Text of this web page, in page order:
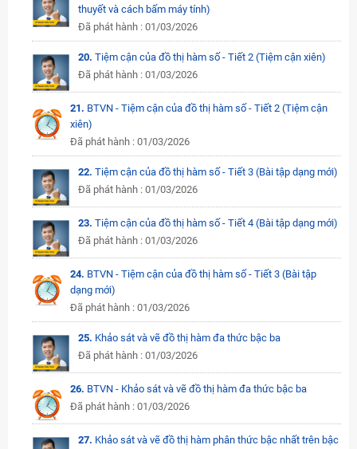
thuyết và cách bấm máy tính)
Đã phát hành : 01/03/2026
20. Tiệm cận của đồ thị hàm số - Tiết 2 (Tiệm cận xiên)
Đã phát hành : 01/03/2026
21. BTVN - Tiệm cận của đồ thị hàm số - Tiết 2 (Tiệm cận
xiên)
Đã phát hành : 01/03/2026
22. Tiệm cận của đồ thị hàm số - Tiết 3 (Bài tập dạng mới)
Đã phát hành : 01/03/2026
23. Tiệm cận của đồ thị hàm số - Tiết 4 (Bài tập dạng mới)
Đã phát hành : 01/03/2026
24. BTVN - Tiệm cận của đồ thị hàm số - Tiết 3 (Bài tập
dạng mới)
Đã phát hành : 01/03/2026
25. Khảo sát và vẽ đồ thị hàm đa thức bậc ba
Đã phát hành : 01/03/2026
26. BTVN - Khảo sát và vẽ đồ thị hàm đa thức bậc ba
Đã phát hành : 01/03/2026
27. Khảo sát và vẽ đồ thị hàm phân thức bậc nhất trên bậc